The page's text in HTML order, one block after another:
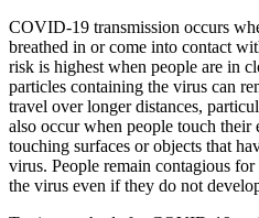
COVID‑19 transmission occurs
breathed in or come into contact
risk is highest when people are in
particles containing the virus can
travel over longer distances,
also occur when people touch their
touching surfaces or objects that
virus. People remain contagious
the virus even if they do not